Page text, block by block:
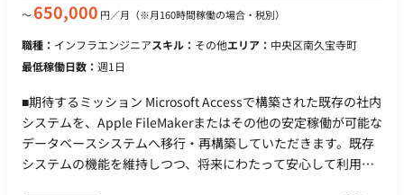
SQLite（一部のみ） インフラ： ①クライアントアプリ：
Amplify、API Gateway、Lambda ③WebAPI：API Gateway、
Lambda ④認証：Amazon Cognito ⑤WebSocket：AWS
IDE：VSCode、VisualStudio ②ソース管理：Github ■働き方
・稼働量：1人月を想定 ・稼働スタイル：蒲田オフィス（東
京）にご出社をお願いいたします。 ※フルリモートは要相談 ・
フレックス稼働：応相談
〜650,000 円／月 （※月160時間稼働の場合・税別）
職種： インフラエンジニアスキル： その他エリア： 中央区南久宝寺町
最低稼働日数： 週1日
■期待するミッション Microsoft Accessで構築された既存の社内
システムを、Apple FileMakerまたはその他の安定稼働が可能な
データベースシステムへ移行・再構築していただきます。既存
システムの機能を維持しつつ、将来にわたって安心して利用で